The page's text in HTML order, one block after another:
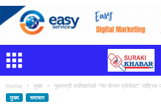
Home मुख्य गृहमन्त्री लामिछानेको “गेम चेन्जर प्रोजेक्ट” राष्ट्रिय
मुख्य समाचार